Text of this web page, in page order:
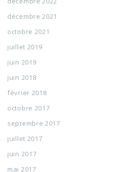
décembre 2021
octobre 2021
juillet 2019
juin 2019
juin 2018
février 2018
octobre 2017
septembre 2017
juillet 2017
juin 2017
mai 2017